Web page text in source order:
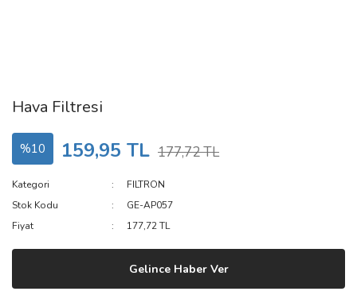
Hava Filtresi
%10 159,95 TL 177,72 TL
Kategori
FILTRON
Stok Kodu
GE-AP057
Fiyat
177,72 TL
Gelince Haber Ver